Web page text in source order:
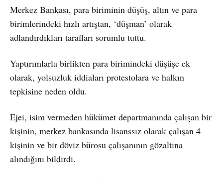
Merkez Bankası, para biriminin düşüş, altın ve para
birimlerindeki hızlı artıştan, ‘düşman’ olarak
adlandırdıkları tarafları sorumlu tuttu.
Yaptırımlarla birlikten para birimindeki düşüşe ek
olarak, yolsuzluk iddiaları protestolara ve halkın
tepkisine neden oldu.
Ejei, isim vermeden hükümet departmanında çalışan bir
kişinin, merkez bankasında lisanssız olarak çalışan 4
kişinin ve bir döviz bürosu çalışanının gözaltına
alındığını bildirdi.